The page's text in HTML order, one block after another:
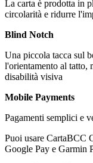
La carta è prodotta in
circolarità e ridurre
Blind Notch
Una piccola tacca sul
l'orientamento al tatto,
disabilità visiva
Mobile Payments
Pagamenti semplici e
Puoi usare CartaBCC
Google Pay e Garmin